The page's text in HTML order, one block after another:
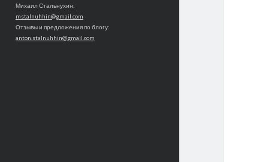
Михаил Стальнухин:
mstalnuhhin@gmail.com
Отзывы и предложения по блогу:
anton.stalnuhhin@gmail.com